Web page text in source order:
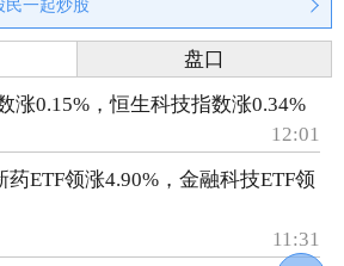
民一起炒股
盘口
涨0.15%，恒生科技指数涨0.34%
12:01
ETF领涨4.90%，金融科技ETF领
11:31